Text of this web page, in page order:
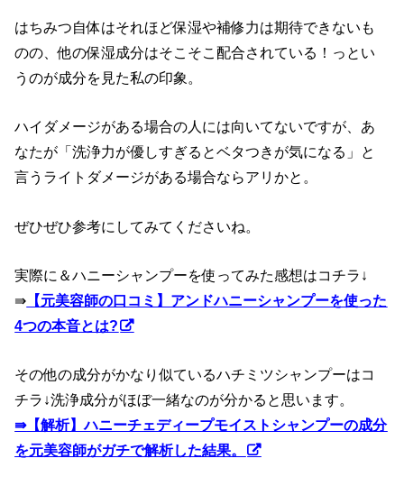
はちみつ自体はそれほど保湿や補修力は期待できないも
のの、他の保湿成分はそこそこ配合されている！っとい
うのが成分を見た私の印象。
ハイダメージがある場合の人には向いてないですが、あ
なたが「洗浄力が優しすぎるとベタつきが気になる」と
言うライトダメージがある場合ならアリかと。
ぜひぜひ参考にしてみてくださいね。
実際に＆ハニーシャンプーを使ってみた感想はコチラ↓
⇛ 【元美容師の口コミ】アンドハニーシャンプーを使った
4つの本音とは?
その他の成分がかなり似ているハチミツシャンプーはコ
チラ↓洗浄成分がほぼ一緒なのが分かると思います。
⇛【解析】ハニーチェディープモイストシャンプーの成分
を元美容師がガチで解析した結果。